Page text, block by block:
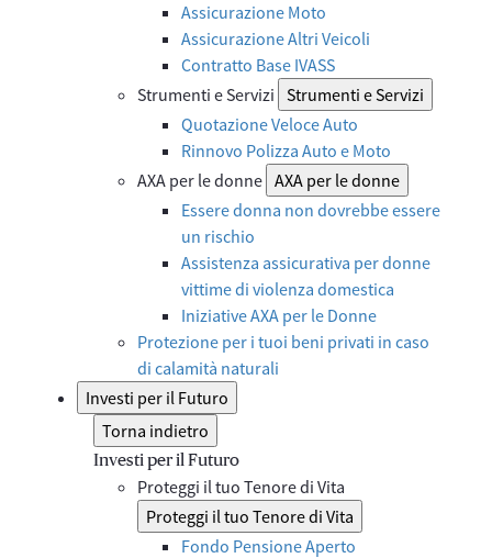
Assicurazione Moto
Assicurazione Altri Veicoli
Contratto Base IVASS
Strumenti e Servizi Strumenti e Servizi
Quotazione Veloce Auto
Rinnovo Polizza Auto e Moto
AXA per le donne AXA per le donne
Essere donna non dovrebbe essere
un rischio
Assistenza assicurativa per donne
vittime di violenza domestica
Iniziative AXA per le Donne
Protezione per i tuoi beni privati in caso
di calamità naturali
Investi per il Futuro
Torna indietro
Investi per il Futuro
Proteggi il tuo Tenore di Vita
Proteggi il tuo Tenore di Vita
Fondo Pensione Aperto